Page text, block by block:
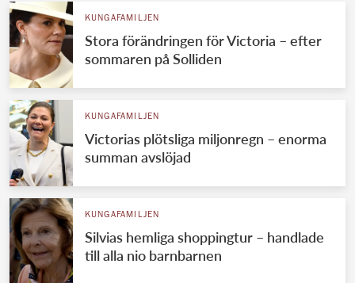
KUNGAFAMILJEN
Stora förändringen för Victoria – efter
sommaren på Solliden
KUNGAFAMILJEN
Victorias plötsliga miljonregn – enorma
summan avslöjad
KUNGAFAMILJEN
Silvias hemliga shoppingtur – handlade
till alla nio barnbarnen